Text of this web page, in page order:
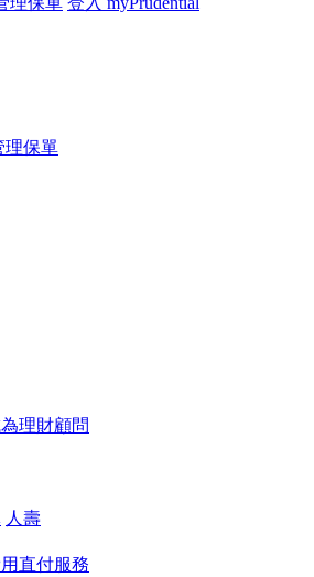
理保單
理財顧問
人壽
直付服務